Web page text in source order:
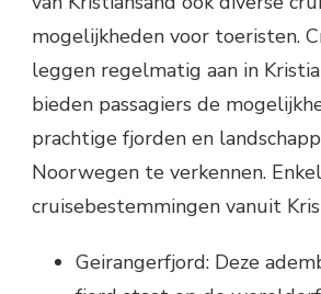
mogelijkheden voor toeristen.
leggen regelmatig aan in
bieden passagiers de
prachtige fjorden en
Noorwegen te verkennen.
cruisebestemmingen vanuit
Geirangerfjord: Deze